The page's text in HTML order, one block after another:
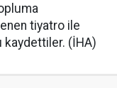
tiyatro ile
kaydettiler. (İHA)